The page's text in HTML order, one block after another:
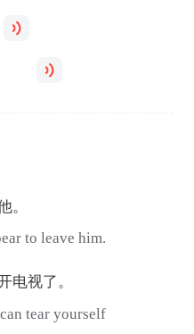
。
to leave him.
电视了。
tear yourself